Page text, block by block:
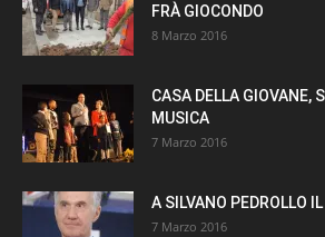
FRÀ GIOCONDO
8 Marzo 2016
CASA DELLA GIOVANE,
MUSICA
7 Marzo 2016
A SILVANO PEDROLLO
7 Marzo 2016